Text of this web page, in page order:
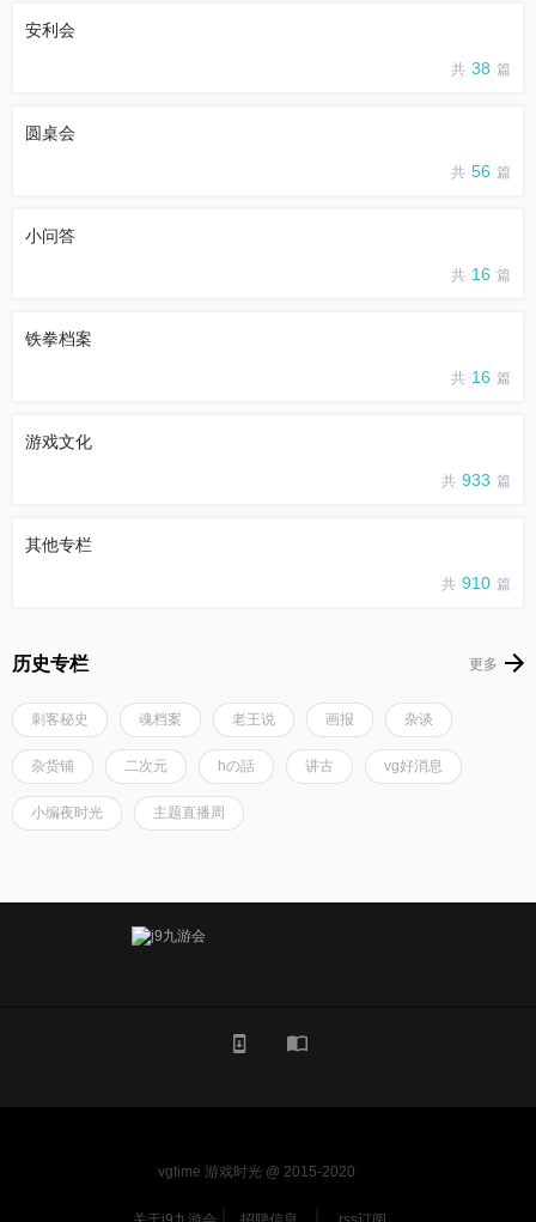
安利会
共 38 篇
圆桌会
共 56 篇
小问答
共 16 篇
铁拳档案
共 16 篇
游戏文化
共 933 篇
其他专栏
共 910 篇
历史专栏 更多
刺客秘史 魂档案 老王说 画报 杂谈
杂货铺 二次元 hの話 讲古 vg好消息
小编夜时光 主题直播周
vgtime 游戏时光 @ 2015-2020